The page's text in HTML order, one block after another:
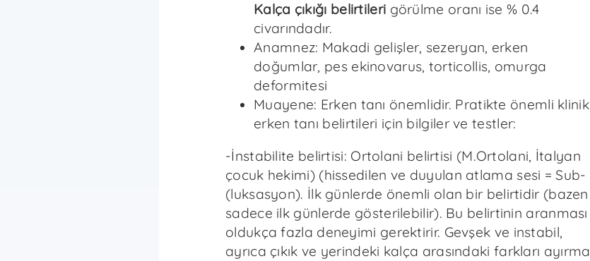
Kalça çıkığı belirtileri görülme oranı ise % 0.4
civarındadır.
Anamnez: Makadi gelişler, sezeryan, erken
doğumlar, pes ekinovarus, torticollis, omurga
deformitesi
Muayene: Erken tanı önemlidir. Pratikte önemli klinik
erken tanı belirtileri için bilgiler ve testler:
-İnstabilite belirtisi: Ortolani belirtisi (M.Ortolani, İtalyan
çocuk hekimi) (hissedilen ve duyulan atlama sesi = Sub-
(luksasyon). İlk günlerde önemli olan bir belirtidir (bazen
sadece ilk günlerde gösterilebilir). Bu belirtinin aranması
oldukça fazla deneyimi gerektirir. Gevşek ve instabil,
ayrıca çıkık ve yerindeki kalça arasındaki farkları ayırma